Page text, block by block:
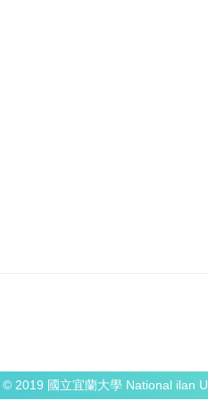
2019 國立宜蘭大學 National ilan